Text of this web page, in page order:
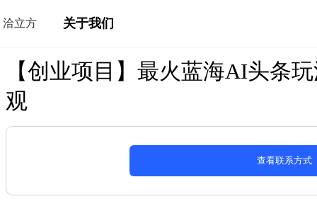
洽立方 关于我们
【创业项目】最火蓝海AI头条
观
查看联系方式